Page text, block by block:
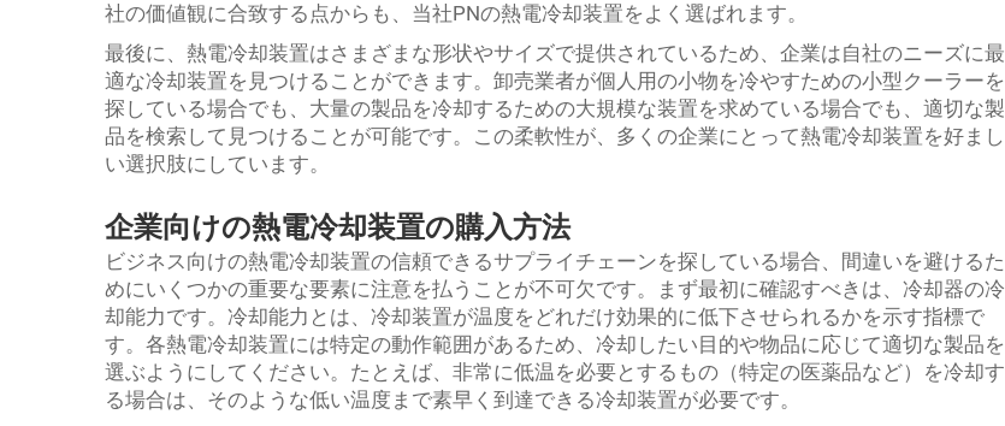
社の価値観に合致する点からも、当社PNの熱電冷却装置をよく選ばれます。
最後に、熱電冷却装置はさまざまな形状やサイズで提供されているため、企業は自社のニーズに最
適な冷却装置を見つけることができます。卸売業者が個人用の小物を冷やすための小型クーラーを
探している場合でも、大量の製品を冷却するための大規模な装置を求めている場合でも、適切な製
品を検索して見つけることが可能です。この柔軟性が、多くの企業にとって熱電冷却装置を好まし
い選択肢にしています。
企業向けの熱電冷却装置の購入方法
ビジネス向けの熱電冷却装置の信頼できるサプライチェーンを探している場合、間違いを避けるた
めにいくつかの重要な要素に注意を払うことが不可欠です。まず最初に確認すべきは、冷却器の冷
却能力です。冷却能力とは、冷却装置が温度をどれだけ効果的に低下させられるかを示す指標で
す。各熱電冷却装置には特定の動作範囲があるため、冷却したい目的や物品に応じて適切な製品を
選ぶようにしてください。たとえば、非常に低温を必要とするもの（特定の医薬品など）を冷却す
る場合は、そのような低い温度まで素早く到達できる冷却装置が必要です。